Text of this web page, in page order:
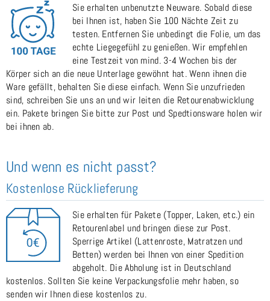
Sie erhalten unbenutzte Neuware. Sobald diese
bei Ihnen ist, haben Sie 100 Nächte Zeit zu
testen. Entfernen Sie unbedingt die Folie, um das
echte Liegegefühl zu genießen. Wir empfehlen
eine Testzeit von mind. 3-4 Wochen bis der
Körper sich an die neue Unterlage gewöhnt hat. Wenn ihnen die
Ware gefällt, behalten Sie diese einfach. Wenn Sie unzufrieden
sind, schreiben Sie uns an und wir leiten die Retourenabwicklung
ein. Pakete bringen Sie bitte zur Post und Spedtionsware holen wir
bei ihnen ab.
Und wenn es nicht passt?
Kostenlose Rücklieferung
Sie erhalten für Pakete (Topper, Laken, etc.) ein
Retourenlabel und bringen diese zur Post.
Sperrige Artikel (Lattenroste, Matratzen und
Betten) werden bei Ihnen von einer Spedition
abgeholt. Die Abholung ist in Deutschland
kostenlos. Sollten Sie keine Verpackungsfolie mehr haben, so
senden wir Ihnen diese kostenlos zu.